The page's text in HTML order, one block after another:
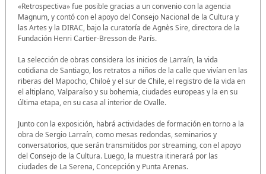
«Retrospectiva» fue posible gracias a un convenio con la agencia
Magnum, y contó con el apoyo del Consejo Nacional de la Cultura y
las Artes y la DIRAC, bajo la curatoría de Agnès Sire, directora de la
Fundación Henri Cartier-Bresson de París.
La selección de obras considera los inicios de Larraín, la vida
cotidiana de Santiago, los retratos a niños de la calle que vivían en las
riberas del Mapocho, Chiloé y el sur de Chile, el registro de la vida en
el altiplano, Valparaíso y su bohemia, ciudades europeas y la en su
última etapa, en su casa al interior de Ovalle.
Junto con la exposición, habrá actividades de formación en torno a la
obra de Sergio Larraín, como mesas redondas, seminarios y
conversatorios, que serán transmitidos por streaming, con el apoyo
del Consejo de la Cultura. Luego, la muestra itinerará por las
ciudades de La Serena, Concepción y Punta Arenas.